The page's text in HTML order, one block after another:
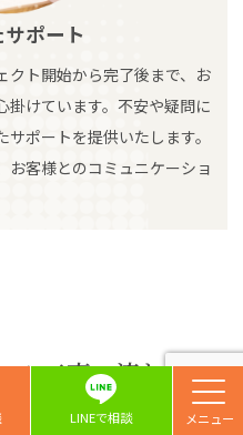
談 お問い合わせ
ポート
クト開始から完了後まで、お
掛けています。不安や疑問に
ポートを提供いたします。
お客様とのコミュニケーショ
ム工事の流れ
談 お問い合わせ
談 お問い合わせ
LINEで相談